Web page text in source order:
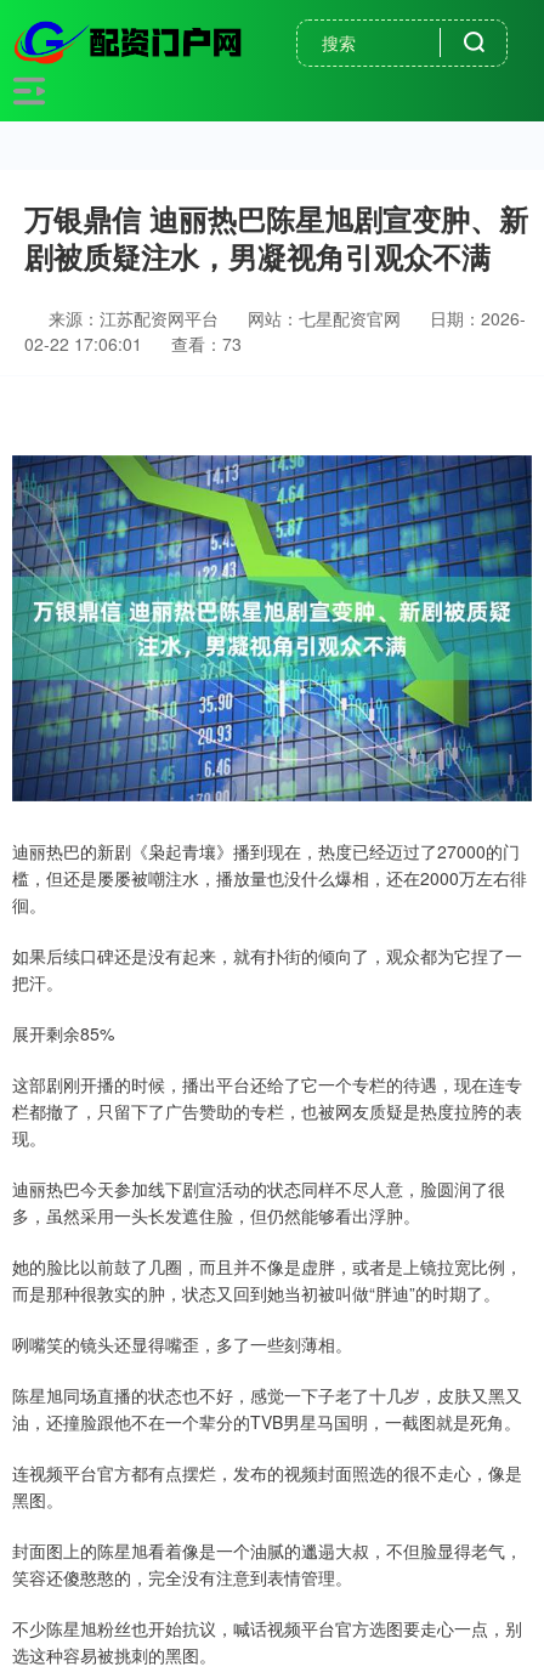
万银鼎信 迪丽热巴陈星旭剧宣变肿、新
剧被质疑注水，男凝视角引观众不满
来源：江苏配资网平台 网站：七星配资官网
日期：2026-
02-22 17:06:01
查看：73
迪丽热巴的新剧《枭起青壤》播到现在，热度已经迈过了27000的门
槛，但还是屡屡被嘲注水，播放量也没什么爆相，还在2000万左右徘
徊。
如果后续口碑还是没有起来，就有扑街的倾向了，观众都为它捏了一
把汗。
展开剩余85%
这部剧刚开播的时候，播出平台还给了它一个专栏的待遇，现在连专
栏都撤了，只留下了广告赞助的专栏，也被网友质疑是热度拉胯的表
现。
迪丽热巴今天参加线下剧宣活动的状态同样不尽人意，脸圆润了很
多，虽然采用一头长发遮住脸，但仍然能够看出浮肿。
她的脸比以前鼓了几圈，而且并不像是虚胖，或者是上镜拉宽比例，
而是那种很敦实的肿，状态又回到她当初被叫做“胖迪”的时期了。
咧嘴笑的镜头还显得嘴歪，多了一些刻薄相。
陈星旭同场直播的状态也不好，感觉一下子老了十几岁，皮肤又黑又
油，还撞脸跟他不在一个辈分的TVB男星马国明，一截图就是死角。
连视频平台官方都有点摆烂，发布的视频封面照选的很不走心，像是
黑图。
封面图上的陈星旭看着像是一个油腻的邋遢大叔，不但脸显得老气，
笑容还傻憨憨的，完全没有注意到表情管理。
不少陈星旭粉丝也开始抗议，喊话视频平台官方选图要走心一点，别
选这种容易被挑刺的黑图。